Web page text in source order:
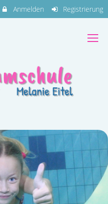
Anmelden Registrierung